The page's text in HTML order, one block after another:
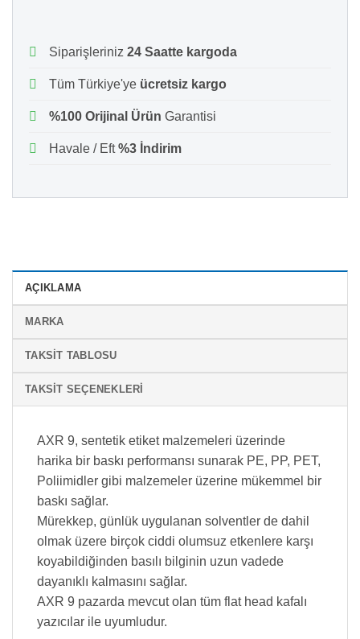
Siparişleriniz 24 Saatte kargoda
Tüm Türkiye'ye ücretsiz kargo
%100 Orijinal Ürün Garantisi
Havale / Eft%3 İndirim
AÇIKLAMA
MARKA
TAKSIT TABLOSU
TAKSIT SEÇENEKLERI
AXR 9, sentetik etiket malzemeleri üzerinde
harika bir baskı performansı sunarak PE, PP, PET,
Poliimidler gibi malzemeler üzerine mükemmel bir
baskı sağlar.
Mürekkep, günlük uygulanan solventler de dahil
olmak üzere birçok ciddi olumsuz etkenlere karşı
koyabildiğinden basılı bilginin uzun vadede
dayanıklı kalmasını sağlar.
AXR 9 pazarda mevcut olan tüm flat head kafalı
yazıcılar ile uyumludur.